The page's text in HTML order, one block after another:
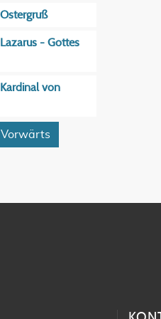
Ostergruß
Lazarus - Gottes
Kardinal von
Vorwärts